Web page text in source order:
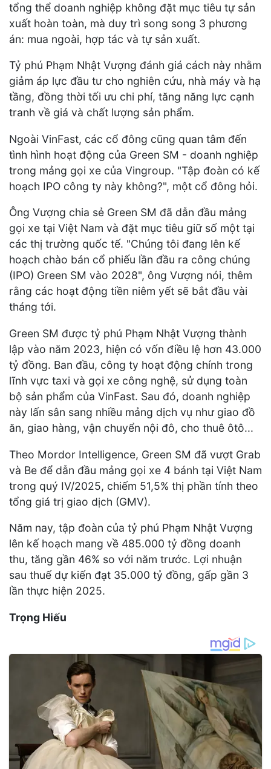
tổng thể doanh nghiệp không đặt mục tiêu tự sản
xuất hoàn toàn, mà duy trì song song 3 phương
án: mua ngoài, hợp tác và tự sản xuất.
Tỷ phú Phạm Nhật Vượng đánh giá cách này nhằm
giảm áp lực đầu tư cho nghiên cứu, nhà máy và hạ
tầng, đồng thời tối ưu chi phí, tăng năng lực cạnh
tranh về giá và chất lượng sản phẩm.
Ngoài VinFast, các cổ đông cũng quan tâm đến
tình hình hoạt động của Green SM - doanh nghiệp
trong mảng gọi xe của Vingroup. "Tập đoàn có kế
hoạch IPO công ty này không?", một cổ đông hỏi.
Ông Vượng chia sẻ Green SM đã dẫn đầu mảng
gọi xe tại Việt Nam và đặt mục tiêu giữ số một tại
các thị trường quốc tế. "Chúng tôi đang lên kế
hoạch chào bán cổ phiếu lần đầu ra công chúng
(IPO) Green SM vào 2028", ông Vượng nói, thêm
rằng các hoạt động tiền niêm yết sẽ bắt đầu vài
tháng tới.
Green SM được tỷ phú Phạm Nhật Vượng thành
lập vào năm 2023, hiện có vốn điều lệ hơn 43.000
tỷ đồng. Ban đầu, công ty hoạt động chính trong
lĩnh vực taxi và gọi xe công nghệ, sử dụng toàn
bộ sản phẩm của VinFast. Sau đó, doanh nghiệp
này lấn sân sang nhiều mảng dịch vụ như giao đồ
ăn, giao hàng, vận chuyển nội đô, cho thuê ôtô...
Theo Mordor Intelligence, Green SM đã vượt Grab
và Be để dẫn đầu mảng gọi xe 4 bánh tại Việt Nam
trong quý IV/2025, chiếm 51,5% thị phần tính theo
tổng giá trị giao dịch (GMV).
Năm nay, tập đoàn của tỷ phú Phạm Nhật Vượng
lên kế hoạch mang về 485.000 tỷ đồng doanh
thu, tăng gần 46% so với năm trước. Lợi nhuận
sau thuế dự kiến đạt 35.000 tỷ đồng, gấp gần 3
lần thực hiện 2025.
Trọng Hiếu